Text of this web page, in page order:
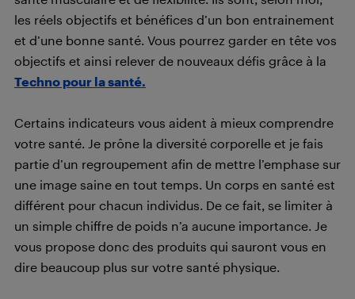
les réels objectifs et bénéfices d’un bon entrainement
et d’une bonne santé. Vous pourrez garder en tête vos
objectifs et ainsi relever de nouveaux défis grâce à la
Techno pour la santé.
Certains indicateurs vous aident à mieux comprendre
votre santé. Je prône la diversité corporelle et je fais
partie d’un regroupement afin de mettre l’emphase sur
une image saine en tout temps. Un corps en santé est
différent pour chacun individus. De ce fait, se limiter à
un simple chiffre de poids n’a aucune importance. Je
vous propose donc des produits qui sauront vous en
dire beaucoup plus sur votre santé physique.